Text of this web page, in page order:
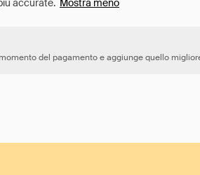
Mostra meno
del pagamento e aggiunge quello